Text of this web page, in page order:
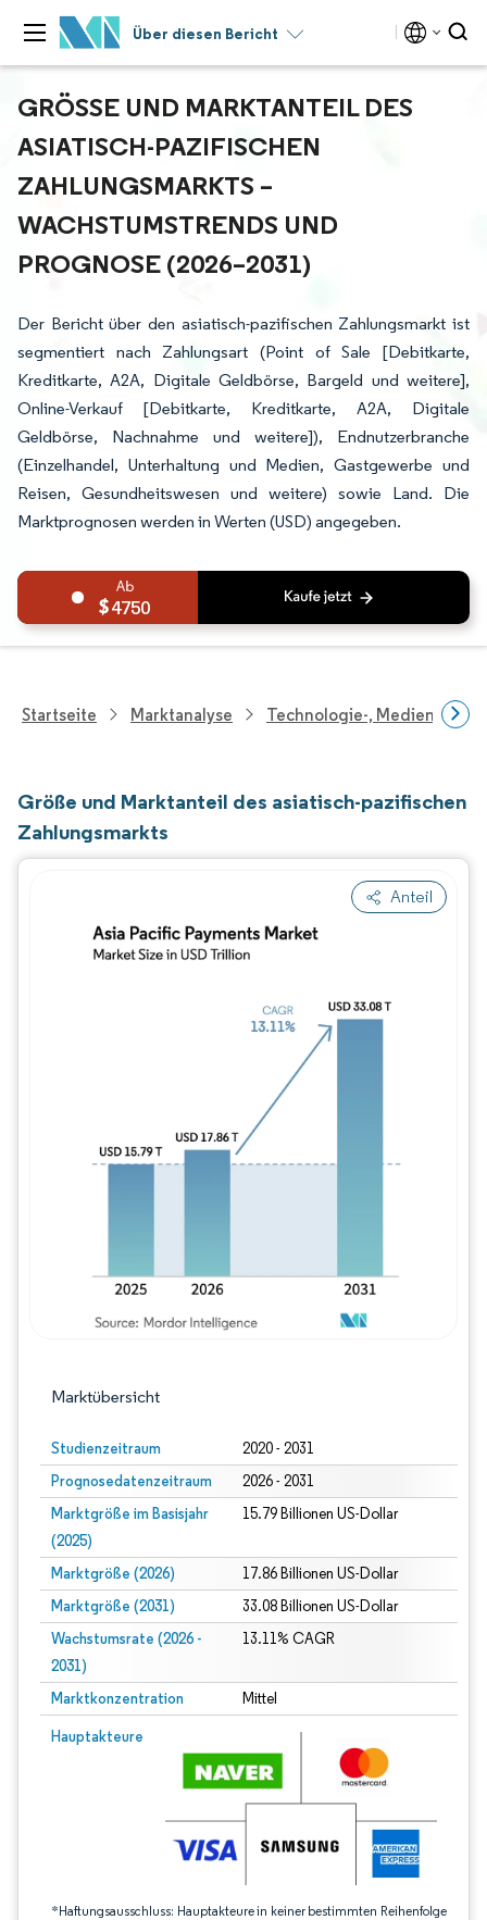
Über diesen Bericht
GRÖSSE UND MARKTANTEIL DES A
SIATISCH-PAZIFISCHEN Z
AHLUNGSMARKTS – W
ACHSTUMSTRENDS UND P
ROGNOSE (2026–2031)
Der Bericht über den asiatisch-pazifischen Zahlungsmarkt ist
segmentiert nach Zahlungsart (Point of Sale [Debitkarte,
Kreditkarte, A2A, Digitale Geldbörse, Bargeld und weitere],
Online-Verkauf [Debitkarte, Kreditkarte, A2A, Digitale
Geldbörse, Nachnahme und weitere]), Endnutzerbranche
(Einzelhandel, Unterhaltung und Medien, Gastgewerbe und
Reisen, Gesundheitswesen und weitere) sowie Land. Die
Marktprognosen werden in Werten (USD) angegeben.
4750
Startseite Marktanalyse Technologie-, Medien- Und
Größe und Marktanteil des asiatisch-pazifischen
Zahlungsmarkts
Anteil
Marktübersicht
Studienzeitraum 2020 - 2031
Prognosedatenzeitraum 2026 - 2031
Marktgröße im Basisjahr
(2025)
15.79 Billionen US-Dollar
Marktgröße (2026) 17.86 Billionen US-Dollar
Marktgröße (2031) 33.08 Billionen US-Dollar
Wachstumsrate (2026 -
2031)
13.11% CAGR
Marktkonzentration Mittel
Hauptakteure
*Haftungsausschluss: Hauptakteure in keiner bestimmten Reihenfolge
Bild © Mordor Intelligence. Wiederverwendung erfordert Namensnennung
Bild © Mordor Intelligence.